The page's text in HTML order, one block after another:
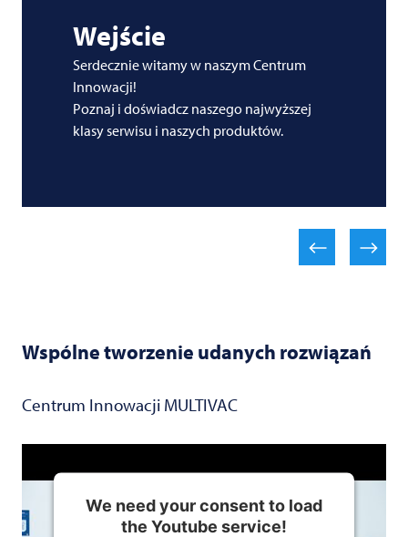
Wejście
Serdecznie witamy w naszym Centrum
Innowacji!
Poznaj i doświadcz naszego najwyższej
klasy serwisu i naszych produktów.
Wspólne tworzenie udanych rozwiązań
Centrum Innowacji MULTIVAC
We need your consent to load
the Youtube service!